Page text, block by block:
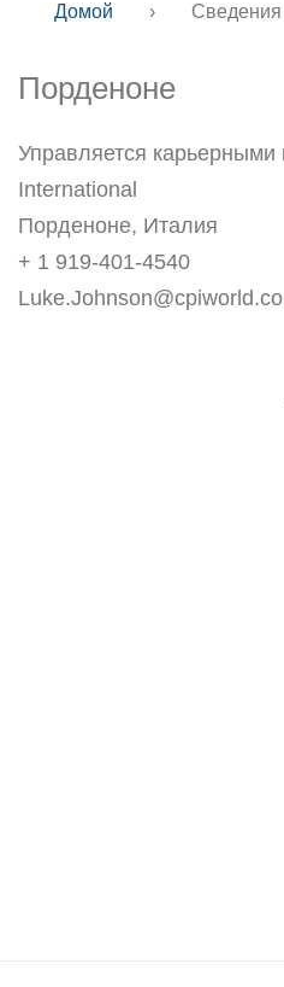
Домой ›
Порденоне
Управляется карьерными
International
Порденоне, Италия
+ 1 919-401-4540